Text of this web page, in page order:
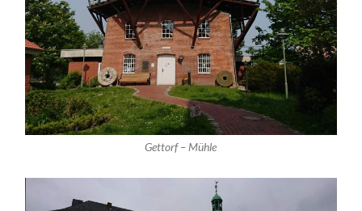
Gettorf – Mühle